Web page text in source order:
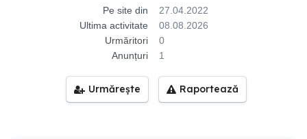
Pe site din
27.04.2022
Ultima activitate
08.08.2026
Urmăritori
0
Anunțuri
1
Urmărește Raportează